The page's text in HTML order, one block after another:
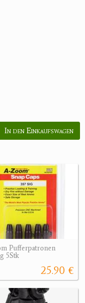
In den Einkaufswagen
Pufferpatronen
5Stk
25.90 €